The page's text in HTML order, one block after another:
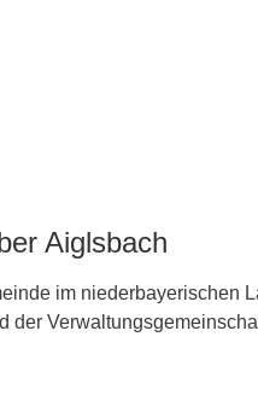
Aiglsbach
im niederbayerischen
der